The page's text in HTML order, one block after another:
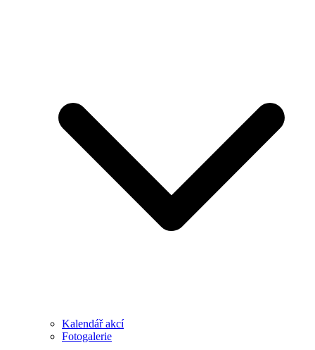
Kalendář akcí
Fotogalerie